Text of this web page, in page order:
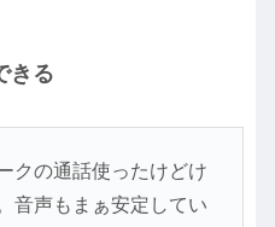
きる
クの通話使ったけどけ
音声もまぁ安定してい